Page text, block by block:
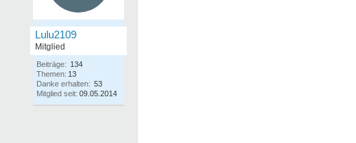
Lulu2109
Mitglied
Beiträge: 134
Themen: 13
Danke erhalten: 53
Mitglied seit: 09.05.2014